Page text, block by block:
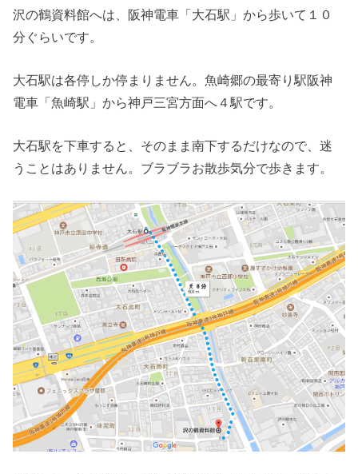
沢の鶴資料館へは、阪神電車「大石駅」から歩いて１０
分ぐらいです。
大石駅は各停しか停まりません。魚崎郷の最寄り駅阪神
電車「魚崎駅」から神戸三宮方面へ４駅です。
大石駅を下車すると、そのまま南下するだけなので、迷
うことはありません。ブラブラお散歩気分で歩きます。